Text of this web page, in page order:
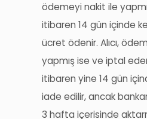
ödemeyi nakit ile
itibaren 14 gün içinde
ücret ödenir. Alıcı,
yapmış ise ve iptal
itibaren yine 14 gün
iade edilir, ancak
3 hafta içerisinde